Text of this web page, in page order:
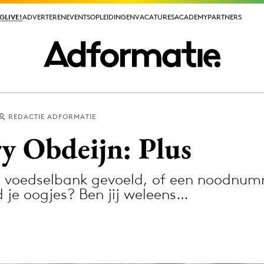
ADVERTERENEVENTSOPLEIDINGENVACATURESACADEMYPARTNERS
ADVERTERENEVENTSOPLEIDINGENVACATURESACADEMYPARTNERS
REDACTIE ADFORMATIE
Obdeijn: Plus
voedselbank gevoeld, of een
oogjes? Ben jij weleens…